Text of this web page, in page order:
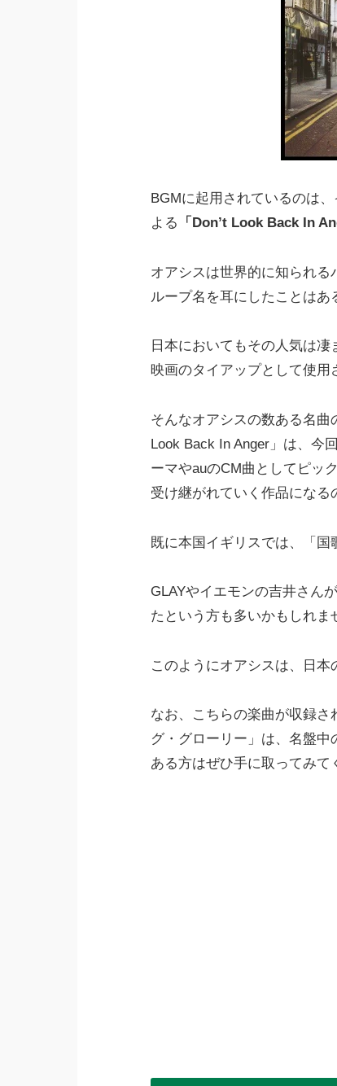
BGMに起用されているのは
よる 「Don’t Look Back In
オアシスは世界的に知られ
ループ名を耳にしたことはあ
日本においてもその人気は
映画のタイアップとして使用
そんなオアシスの数ある名曲
Look Back In Anger」は、今
ーマやauのCM曲としてピッ
受け継がれていく作品になる
既に本国イギリスでは、「国
GLAYやイエモンの吉井さん
たという方も多いかもしれま
このようにオアシスは、日本
なお、こちらの楽曲が収録
グ・グローリー」は、名盤
ある方はぜひ手に取ってみて